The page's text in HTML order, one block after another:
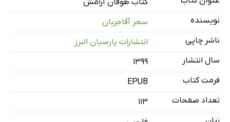
وقتی اختلافات به اوج خود می‌رسد
تقصیر کیه؟
فصل دوم: فرصت‌ها را دریاب
کلید حل مسئله
کتاب طوفان آرامش
نویسنده
سحر آقاجریان
ناشر چاپی
انتشارات پارسیان البرز
سال انتشار
۱۳۹۹
فرمت کتاب
EPUB
تعداد صفحات
113